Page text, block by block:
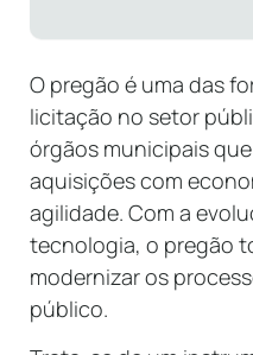
O pregão é uma das
licitação no setor
órgãos municipais
aquisições com
agilidade. Com a
tecnologia, o pregão
modernizar os
público.